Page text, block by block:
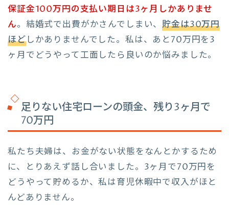
保証金100万円の支払い期日は3ヶ月しかありませ
ん。結婚式で出費がかさんでしまい、貯金は30万円
ほどしかありませんでした。私は、あと70万円を3
ヶ月でどうやって工面したら良いのか悩みました。
足りない住宅ローンの頭金、残り3ヶ月で
70万円
私たち夫婦は、お金がない状態をなんとかするため
に、とりあえず話し合いました。3ヶ月で70万円を
どうやって貯めるか、私は育児休暇中で収入がほと
んどありません。